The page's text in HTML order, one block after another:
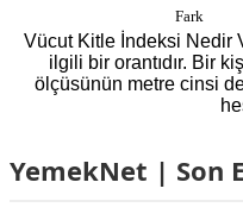
Fark
Vücut Kitle İndeksi Nedir
ilgili bir orantıdır. Bir
ölçüsünün metre cinsi
YemekNet | Son